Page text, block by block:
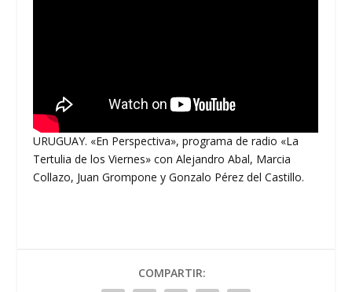
URUGUAY. «En Perspectiva», programa de radio «La
Tertulia de los Viernes» con Alejandro Abal, Marcia
Collazo, Juan Grompone y Gonzalo Pérez del Castillo.
COMPARTIR: